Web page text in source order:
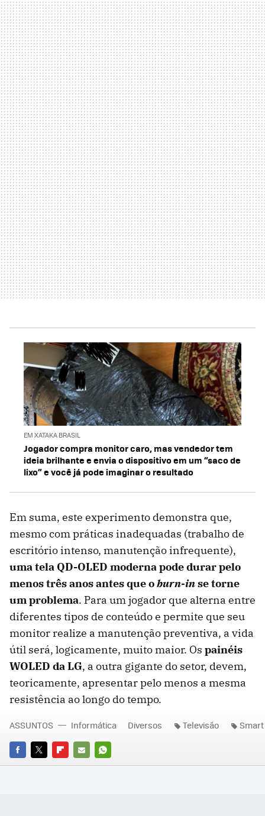
EM XATAKA BRASIL
Jogador compra monitor caro, mas vendedor tem
ideia brilhante e envia o dispositivo em um “saco de
lixo” e você já pode imaginar o resultado
Em suma, este experimento demonstra que,
mesmo com práticas inadequadas (trabalho de
escritório intenso, manutenção infrequente),
uma tela QD-OLED moderna pode durar pelo
menos três anos antes que oburn-inse torne
um problema. Para um jogador que alterna entre
diferentes tipos de conteúdo e permite que seu
monitor realize a manutenção preventiva, a vida
útil será, logicamente, muito maior. Os painéis
WOLED da LG, a outra gigante do setor, devem,
teoricamente, apresentar pelo menos a mesma
resistência ao longo do tempo.
FACEBOOK
TWITTERFLIPBOARD
E-
WHATSAPP
ASSUNTOS Informática Diversos Televisão Smart